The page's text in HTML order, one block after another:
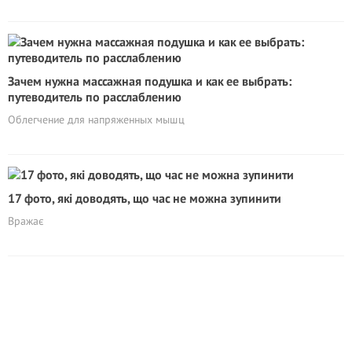
Зачем нужна массажная подушка и как ее выбрать:
путеводитель по расслаблению
Облегчение для напряженных мышц
17 фото, які доводять, що час не можна зупинити
Вражає